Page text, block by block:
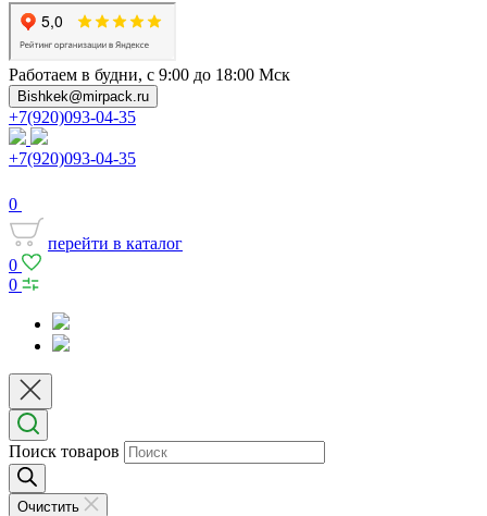
Работаем в будни, с 9:00 до 18:00 Мск
Bishkek@mirpack.ru
+7(920)093-04-35
+7(920)093-04-35
0
перейти в каталог
0
0
Поиск товаров
Очистить